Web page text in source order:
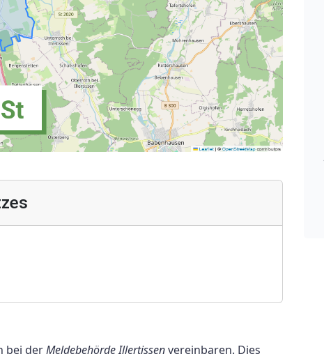
bei derMeldebehörde Illertissenvereinbaren. Dies